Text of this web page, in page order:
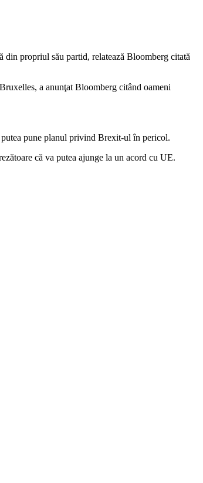
propriul său partid, relatează Bloomberg citată
a anunţat Bloomberg citând oameni
pune planul privind Brexit-ul în pericol.
că va putea ajunge la un acord cu UE.